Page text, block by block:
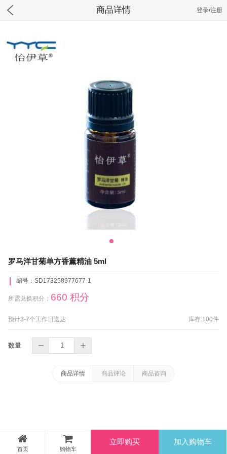
商品详情 登录/注册
罗马洋甘菊单方香薰精油 5ml
编号： SD173258977677-1
所需兑换积分： 660 积分
库存:100件
预计3-7个工作日送达
数量
商品详情 商品评论 商品咨询
首页 购物车
立即购买 加入购物车